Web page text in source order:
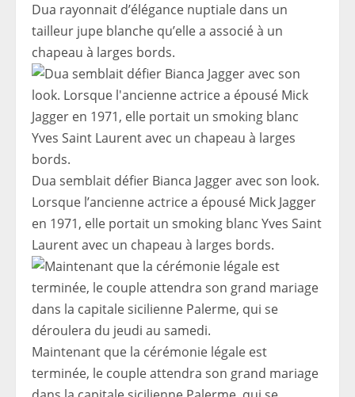
Dua rayonnait d’élégance nuptiale dans un
tailleur jupe blanche qu’elle a associé à un
chapeau à larges bords.
Dua semblait défier Bianca Jagger avec son look.
Lorsque l’ancienne actrice a épousé Mick Jagger
en 1971, elle portait un smoking blanc Yves Saint
Laurent avec un chapeau à larges bords.
Maintenant que la cérémonie légale est
terminée, le couple attendra son grand mariage